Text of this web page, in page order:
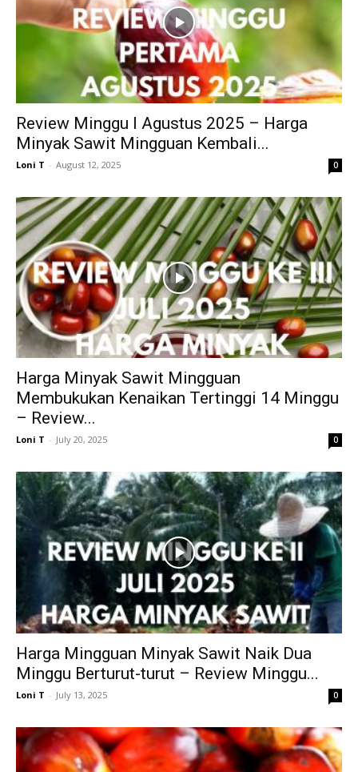
Review Minggu I Agustus 2025 – Harga
Minyak Sawit Mingguan Kembali...
Loni T - August 12, 2025 0
Harga Minyak Sawit Mingguan
Membukukan Kenaikan Tertinggi 14 Minggu
– Review...
Loni T - July 20, 2025 0
Harga Mingguan Minyak Sawit Naik Dua
Minggu Berturut-turut – Review Minggu...
Loni T - July 13, 2025 0